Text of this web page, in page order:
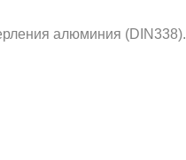
алюминия (DIN338).